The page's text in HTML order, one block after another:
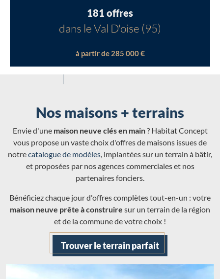
181 offres
dans le Val D'oise (95)
à partir de 285 000 €
Nos maisons + terrains
Envie d'une maison neuve clés en main? Habitat Concept
vous propose un vaste choix d'offres de maisons issues de
notrecatalogue de modèles, implantées sur un terrain à bâtir,
et proposées par nos agences commerciales et nos
partenaires fonciers.
Bénéficiez chaque jour d'offres complètes tout-en-un : votre
maison neuve prête à construire sur un terrain de la région
et de la commune de votre choix !
Trouver le terrain parfait